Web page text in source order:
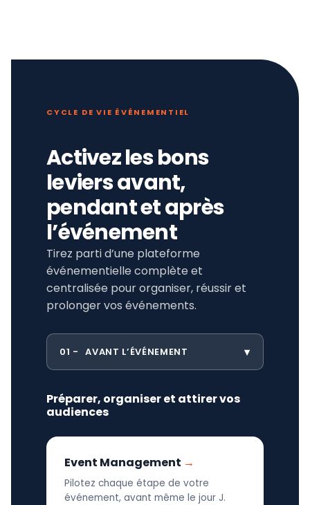
CYCLE DE VIE ÉVÉNEMENTIEL
Activez les bons
leviers avant,
pendant et après
l’événement
Tirez parti d’une plateforme
événementielle complète et
centralisée pour organiser, réussir et
prolonger vos événements.
01 AVANT L’ÉVÉNEMENT
Préparer, organiser et attirer vos
audiences
Event Management
Pilotez chaque étape de votre
événement, avant même le jour J.